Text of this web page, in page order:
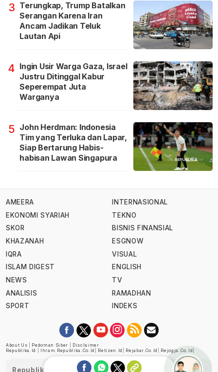
3 Terungkap, Trump Batalkan
Serangan Karena Iran
Ancam Jadikan Teluk
Lautan Api
4 Ingin Usir Warga Gaza, Israel
Justru Ditinggal Kabur
Seperempat Juta
Warganya
5 John Herdman: Indonesia
Tim yang Terluka dan Lapar,
Siap Bertarung Habis-
habisan Lawan Singapura
AMEERA
EKONOMI SYARIAH
SKOR
KHAZANAH
IQRA
ISLAM DIGEST
NEWS
ANALISIS
SPORT
INTERNASIONAL
TEKNO
BISNIS FINANSIAL
ESGNOW
VISUAL
ENGLISH
TV
RAMADHAN
INDEKS
About Us Pedoman Siber
Disclaimer
Republika.id
Ihram.republika.co.id Retizen.id Rejabar.co.id Rejogja.co.id
Republika telah diverifikasi oleh Dewan Pers